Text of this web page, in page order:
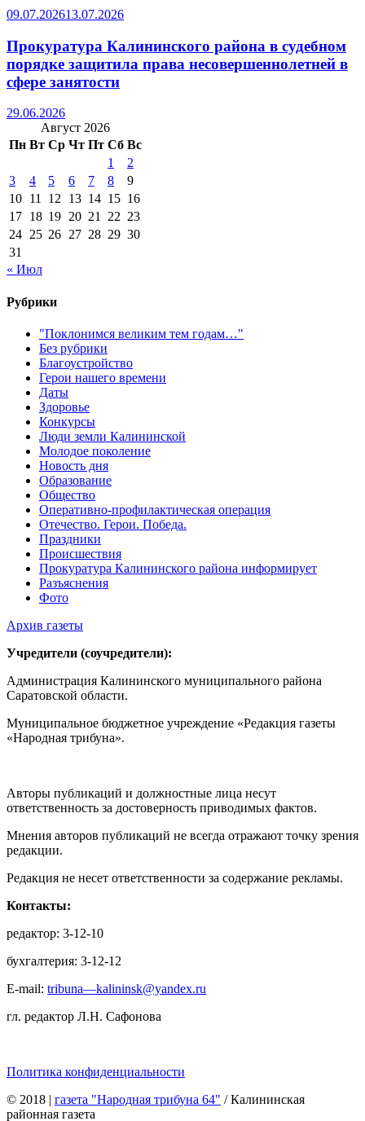
09.07.202613.07.2026
Прокуратура Калининского района в судебном
порядке защитила права несовершеннолетней в
сфере занятости
29.06.2026
Август 2026
Пн Вт Ср Чт Пт Сб Вс
1
2
3
4 5 6 7 8
9
10 11 12 13 14 15 16
17 18 19 20 21 22 23
24 25 26 27 28 29 30
31
« Июл
Рубрики
"Поклонимся великим тем годам…"
Без рубрики
Благоустройство
Герои нашего времени
Даты
Здоровье
Конкурсы
Люди земли Калининской
Молодое поколение
Новость дня
Образование
Общество
Оперативно-профилактическая операция
Отечество. Герои. Победа.
Праздники
Происшествия
Прокуратура Калининского района информирует
Разъяснения
Фото
Архив газеты
Учредители (соучредители):
Администрация Калининского муниципального района
Саратовской области.
Муниципальное бюджетное учреждение «Редакция газеты
«Народная трибуна».
Авторы публикаций и должностные лица несут
ответственность за достоверность приводимых фактов.
Мнения авторов публикаций не всегда отражают точку зрения
редакции.
Редакция не несет ответственности за содержание рекламы.
Контакты:
редактор: 3-12-10
бухгалтерия: 3-12-12
E-mail: tribuna—kalininsk@yandex.ru
гл. редактор Л.Н. Сафонова
Политика конфиденциальности
© 2018 | газета "Народная трибуна 64" / Калининская
районная газета